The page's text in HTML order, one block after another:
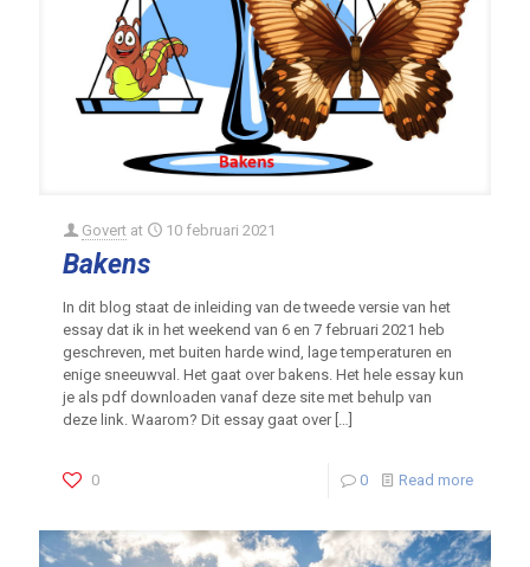
Govert at 10 februari 2021
Bakens
In dit blog staat de inleiding van de tweede versie van het
essay dat ik in het weekend van 6 en 7 februari 2021 heb
geschreven, met buiten harde wind, lage temperaturen en
enige sneeuwval. Het gaat over bakens. Het hele essay kun
je als pdf downloaden vanaf deze site met behulp van
deze link. Waarom? Dit essay gaat over[…]
0 0 Read more